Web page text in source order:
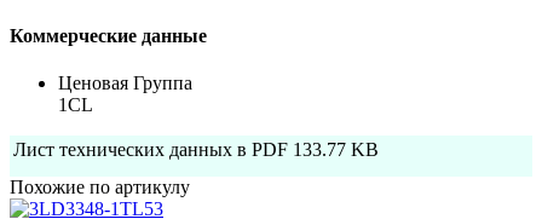
Коммерческие данные
Ценовая Группа
1CL
Лист технических данных в PDF 133.77 KB
Похожие по артикулу